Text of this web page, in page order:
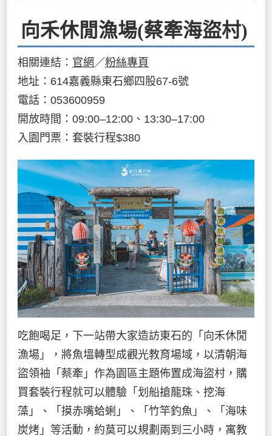
向禾休閒漁場(蔡牽海盜村)
相關連結： 官網 ／粉絲專頁
地址：614嘉義縣東石鄉四股67-6號
電話：053600959
開放時間：09:00–12:00、13:30–17:00
入園門票：套裝行程$380
吃飽喝足，下一站帶大家造訪東石的「向禾休閒
漁場」，將魚塭轉型成觀光教育場域，以清朝海
盜領袖「蔡牽」作為園區主題佈置成海盜村，購
買套裝行程就可以體驗「划船搶龍珠、挖海
藻」、「摸赤嘴蛤蜊」、「竹竿釣魚」、「海味
炭烤」等活動，約莫可以規劃兩到三小時，寓教